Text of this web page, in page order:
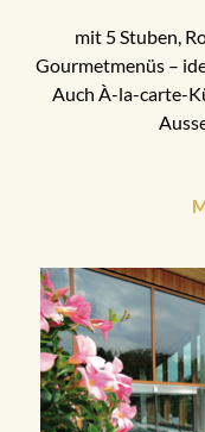
mit 5 Stuben,
Gourmetmenüs –
Auch À-la-carte-